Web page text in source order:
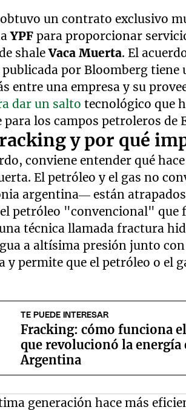
un contrato exclusivo
YPFpara proporcionar
shaleVaca Muerta . El
por Bloomberg tiene
entre una empresa y su
dar un saltotecnológico que
los campos petroleros de
y por qué
conviene entender qué
El petróleo y el gas no
argentina— están
petróleo "convencional" que
técnica llamada fractura
a altísima presión junto
y permite que el petróleo o el
TE PUEDE INTERESAR
Fracking: cómo funciona
que revolucionó la energía
Argentina
generación hace más